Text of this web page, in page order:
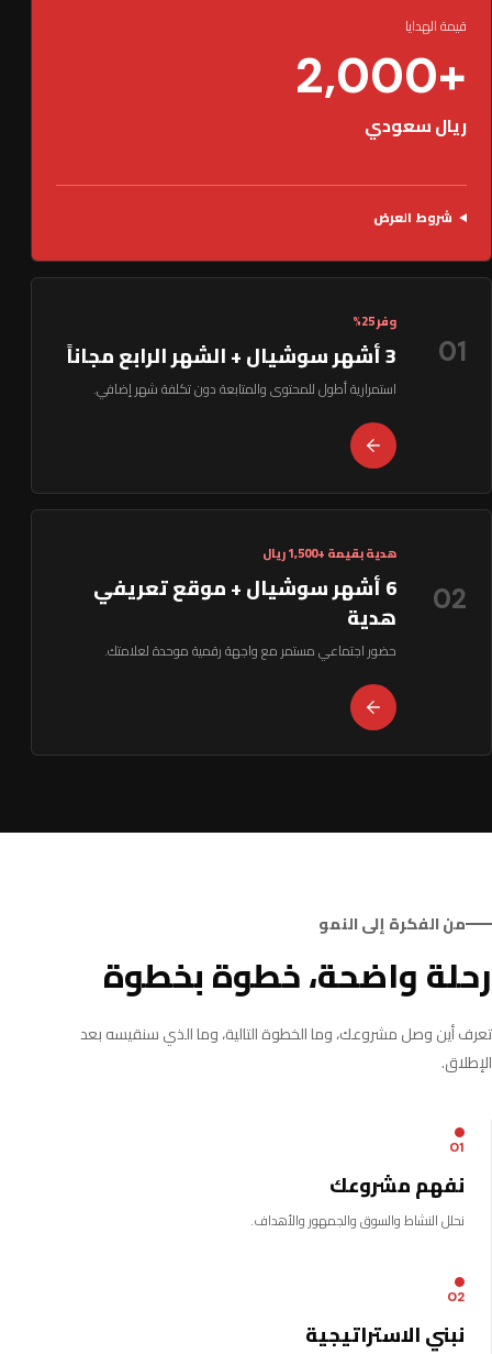
قيمة الهدايا
+2,000
ريال سعودي
شروط العرض
01
وفر 25%
3 أشهر سوشيال + الشهر الرابع مجاناً
استمرارية أطول للمحتوى والمتابعة دون تكلفة شهر إضافي.
02
هدية بقيمة +1,500 ريال
6 أشهر سوشيال + موقع تعريفي
هدية
حضور اجتماعي مستمر مع واجهة رقمية موحدة لعلامتك.
من الفكرة إلى النمو
رحلة واضحة، خطوة بخطوة
تعرف أين وصل مشروعك، وما الخطوة التالية، وما الذي سنقيسه بعد
الإطلاق.
01
نفهم مشروعك
نحلل النشاط والسوق والجمهور والأهداف.
02
نبني الاستراتيجية